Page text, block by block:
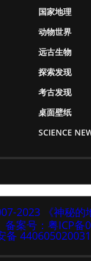
国家地理
动物世界
远古生物
探索发现
考古发现
桌面壁纸
SCIENCE
2023 《神秘的
备案号：粤ICP备
备